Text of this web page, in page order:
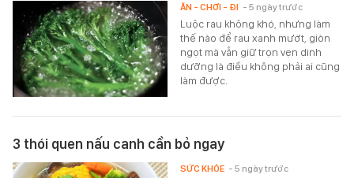
Luộc rau không khó, nhưng làm
thế nào để rau xanh mướt, giòn
ngọt mà vẫn giữ trọn vẹn dinh
dưỡng là điều không phải ai cũng
làm được.
ĂN - CHƠI - ĐI - 5 ngày trước
3 thói quen nấu canh cần bỏ ngay
SỨC KHỎE - 5 ngày trước